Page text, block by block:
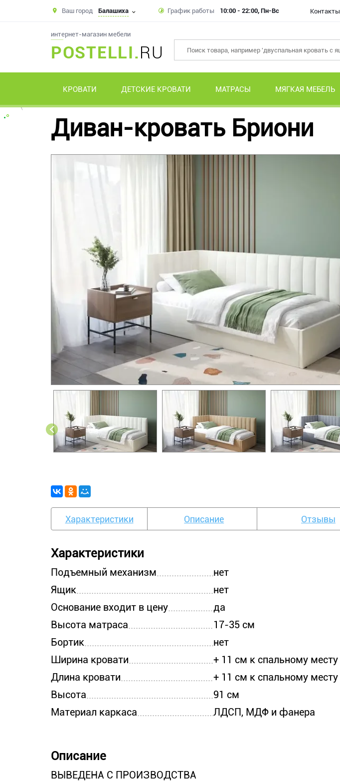
Ваш город Балашиха График работы 10:00 - 22:00, Пн-Вс Контакты
интернет-магазин мебели
POSTELLI.RU
КРОВАТИ ДЕТСКИЕ КРОВАТИ МАТРАСЫ МЯГКАЯ МЕБЕЛЬ
Диван-кровать Бриони
Характеристики Описание Отзывы
Характеристики
Подъемный механизм
нет
Ящик
нет
Основание входит в цену
да
Высота матраса
17-35 см
Бортик
нет
Ширина кровати
+ 11 см к спальному месту
Длина кровати
+ 11 см к спальному месту
Высота
91 см
Материал каркаса
ЛДСП, МДФ и фанера
Описание
ВЫВЕДЕНА С ПРОИЗВОДСТВА